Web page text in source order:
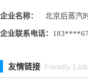
企业名称： 北京后蒸汽
企业联系电话：
友情链接 Friendly Link